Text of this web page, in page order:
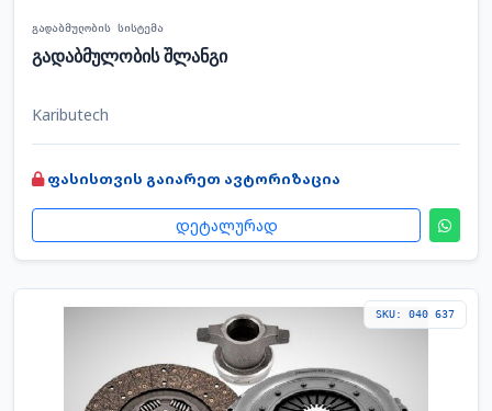
გადაბმულობის სისტემა
გადაბმულობის შლანგი
Kaributech
ფასისთვის გაიარეთ ავტორიზაცია
დეტალურად
SKU: 040 637